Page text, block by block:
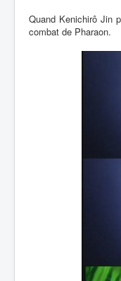
Quand Kenichirô Jin
combat de Pharaon.